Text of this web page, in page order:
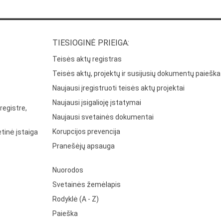
įstaiga
TIESIOGINĖ PRIEIGA:
Teisės aktų registras
Teisės aktų, projektų ir susijusių dokumentų paieška
Naujausi įregistruoti teisės aktų projektai
Naujausi įsigalioję įstatymai
Naujausi svetainės dokumentai
Korupcijos prevencija
Pranešėjų apsauga
Nuorodos
Svetainės žemėlapis
Rodyklė (A - Z)
Paieška